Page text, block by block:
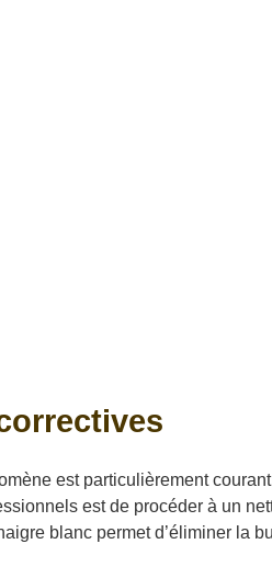
est particulièrement
est de procéder à un
blanc permet d’éliminer la